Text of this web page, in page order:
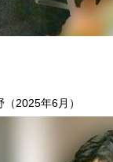
2025年6月）